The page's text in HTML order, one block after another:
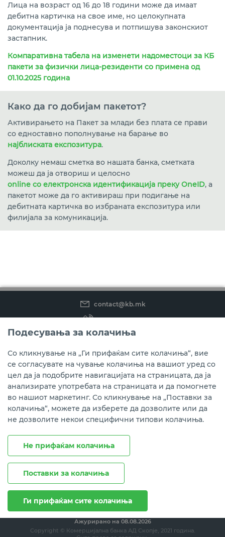
Лица на возраст од 16 до 18 години може да имаат
дебитна картичка на свое име, но целокупната
документација ја поднесува и потпишува законскиот
застапник.
Компаративна табела на изменети надоместоци за КБ
пакети за физички лица-резиденти со примена од
01.10.2025 година
Како да го добијам пакетот?
Активирањето на Пакет за млади без плата се прави
со едноставно пополнување на барање во
најблиската експозитура.
Доколку немаш сметка во нашата банка, сметката
можеш да ја отвориш и целосно
online со електронска идентификација преку OneID, а
пакетот може да го активираш при подигање на
дебитната картичка во избраната експозитура или
филијала за комуникација.
contact@kb.mk
(02) 3 296 800
Instagram
LinkedIn
Youtube
Преземете ја мобилната апликација мБанка.
Политика за колачиња
Ажурирано на 08.08.2026
Copyright © Комерцијална банка АД Скопје, 2021 година.
Подесувања за колачиња
Со кликнување на „Ги прифаќам сите колачиња“, вие
се согласувате на чување колачиња на вашиот уред со
цел да ја подобрите навигацијата на страницата, да ја
анализирате употребата на страницата и да помогнете
во нашиот маркетинг. Со кликнување на „Поставки за
колачиња“, можете да изберете да дозволите или да
не дозволите некои специфични типови колачиња.
Не прифаќам колачиња
Поставки за колачиња
Ги прифаќам сите колачиња